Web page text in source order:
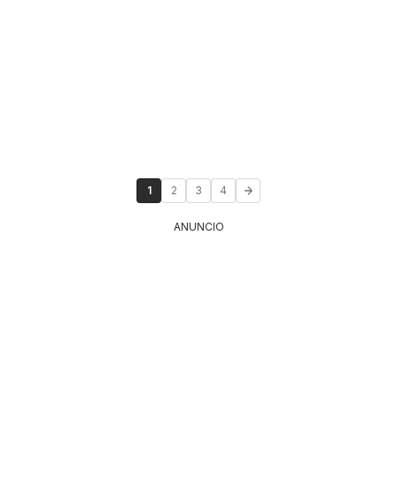
1 2 3 4
ANUNCIO